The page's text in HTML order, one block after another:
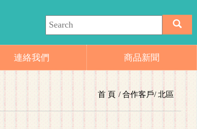
連絡我們 商品新聞
首 頁 合作客戶 北區